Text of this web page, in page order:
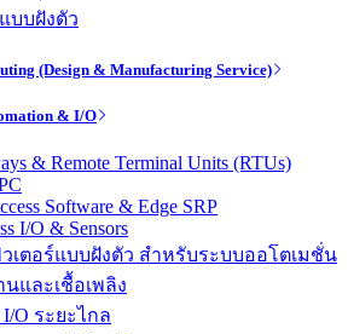
บบฝังตัว
(Design & Manufacturing Service)
& I/O
& Remote Terminal Units (RTUs)
Software & Edge SRP
I/O & Sensors
เตอร์แบบฝังตัว สำหรับระบบออโตเมชั่น
นและเชื้อเพลิง
O ระยะไกล